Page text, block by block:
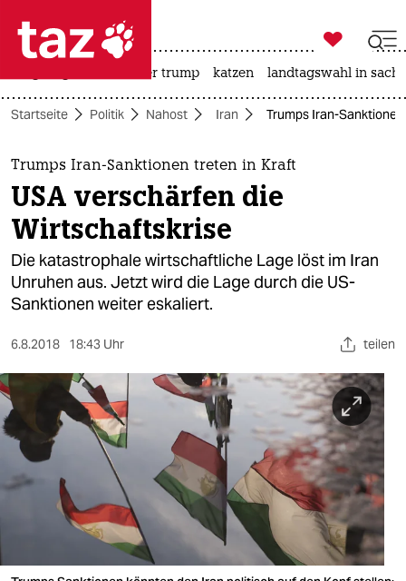
 taz zahl ich
taz zahl ich
themen
politik
öko
gesellschaft
sport
berlin
nord
wahrheit
verlag

taz zahl ich
usa unter trump katzen landtagswahl in
Startseite Politik Nahost Iran Trumps Iran-
Trumps Iran-Sanktionen treten in Kraft
USA verschärfen die
Wirtschaftskrise
Die katastrophale wirtschaftliche Lage löst im Iran
Unruhen aus. Jetzt wird die Lage durch die US-
Sanktionen weiter eskaliert.
6.8.2018 18:43 Uhr teilen